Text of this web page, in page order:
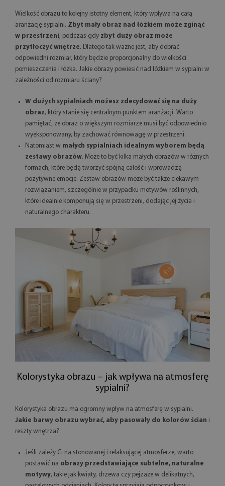
Wielkość obrazu to kolejny istotny element, który wpływa na całą
aranżację sypialni. Zbyt mały obraz nad łóżkiem może zginąć
w przestrzeni, podczas gdy zbyt duży obraz może
przytłoczyć wnętrze. Dlatego tak ważne jest, aby dobrać
odpowiedni rozmiar, który będzie proporcjonalny do wielkości
pomieszczenia i łóżka. Jakie obrazy powiesić nad łóżkiem w sypialni w
zależności od rozmiaru ściany?
W dużych sypialniach możesz zdecydować się na duży
obraz, który stanie się centralnym punktem aranżacji. Warto
pamiętać, że obraz o większym rozmiarze musi być odpowiednio
wyeksponowany, by zachować równowagę w przestrzeni.
Natomiast w małych sypialniach idealnym wyborem będą
zestawy obrazów. Może to być kilka małych obrazów w różnych
formach, które będą tworzyć spójną całość i wprowadzą
pozytywne emocje. Zestaw obrazów może być także ciekawym
rozwiązaniem, szczególnie w przypadku motywów roślinnych,
które idealnie komponują się w przestrzeni, dodając jej życia i
naturalnego charakteru.
Kolorystyka obrazu – jak wpływa na atmosferę
sypialni?
Kolorystyka obrazu ma ogromny wpływ na atmosferę w sypialni.
Jakie barwy obrazu wybrać, aby pasowały do kolorów ścian i
reszty wnętrza?
Jeśli zależy Ci na stonowanej i relaksującej atmosferze, warto
postawić na obrazy przedstawiające subtelne, naturalne
motywy, takie jak kwiaty, drzewa czy pejzaże w delikatnych,